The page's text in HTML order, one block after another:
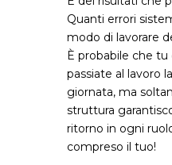
Quanti errori
modo di lavorare
È probabile che
passiate al lavoro
giornata, ma
struttura
ritorno in ogni
compreso il tuo!